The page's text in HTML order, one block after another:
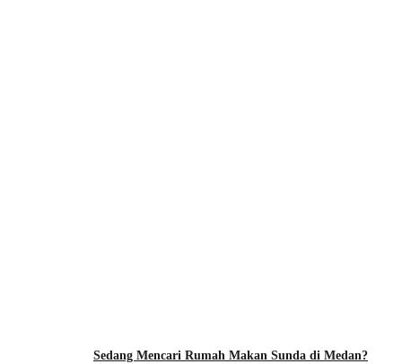
Sedang Mencari Rumah Makan Sunda di Medan?